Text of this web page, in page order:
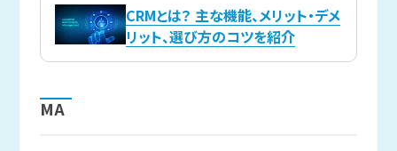
CRMとは？ 主な機能、メリット・デメ
リット、選び方のコツを紹介
MA